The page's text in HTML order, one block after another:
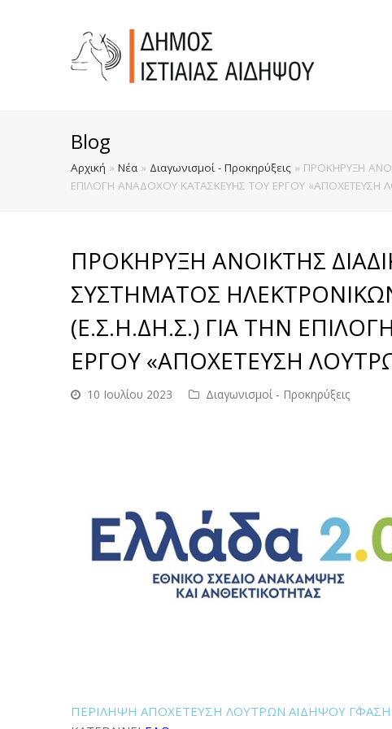
Blog
Αρχική » Νέα » Διαγωνισμοί - Προκηρύξεις » ΠΡΟΚΗΡΥΞΗ
ΕΠΙΛΟΓΗ ΑΝΑΔΟΧΟΥ ΚΑΤΑΣΚΕΥΗΣ ΤΟΥ ΕΡΓΟΥ «ΑΠΟΧΕΤΕΥΣΗ
ΠΡΟΚΗΡΥΞΗ ΑΝΟΙΚΤΗΣ
ΣΥΣΤΗΜΑΤΟΣ
(Ε.Σ.Η.ΔΗ.Σ.) ΓΙΑ ΤΗΝ
ΕΡΓΟΥ «ΑΠΟΧΕΤΕΥΣΗ
10 Ιουλίου 2023 Διαγωνισμοί - Προκηρύξεις
ΠΕΡΙΛΗΨΗ ΑΠΟΧΕΤΕΥΣΗ ΛΟΥΤΡΩΝ ΑΙΔΗΨΟΥ